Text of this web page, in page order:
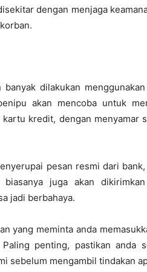
dengan menjaga
dilakukan
akan mencoba untuk
kredit, dengan menyamar
pesan resmi dari
juga akan
jadi berbahaya.
yang meminta anda
penting, pastikan anda
sebelum mengambil tindakan